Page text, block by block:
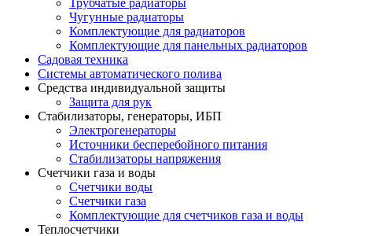
Трубчатые радиаторы
Чугунные радиаторы
Комплектующие для радиаторов
Комплектующие для панельных радиаторов
Садовая техника
Системы автоматического полива
Средства индивидуальной защиты
Защита для рук
Стабилизаторы, генераторы, ИБП
Электрогенераторы
Источники бесперебойного питания
Стабилизаторы напряжения
Счетчики газа и воды
Счетчики воды
Счетчики газа
Комплектующие для счетчиков газа и воды
Теплосчетчики